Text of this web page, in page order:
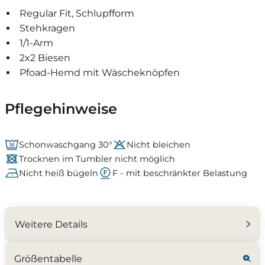
Regular Fit, Schlupfform
Stehkragen
1/1-Arm
2x2 Biesen
Pfoad-Hemd mit Wäscheknöpfen
Pflegehinweise
Schonwaschgang 30°
Nicht bleichen
Trocknen im Tumbler nicht möglich
Nicht heiß bügeln
F - mit beschränkter Belastung
Weitere Details
Größentabelle